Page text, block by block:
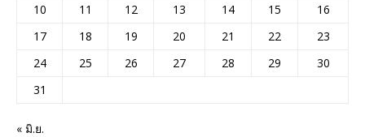
10
11 12 13 14 15
16
17
18 19 20 21 22
23
24
25 26 27 28 29
30
31
« มิ.ย.